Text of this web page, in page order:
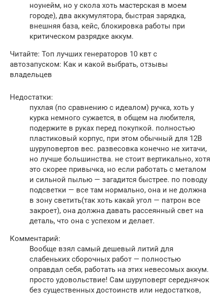
ноунейм, но у скола хоть мастерская в моем
городе), два аккумулятора, быстрая зарядка,
внешняя база, кейс, блокировка работы при
критическом разрядке аккум.
Читайте: Топ лучших генераторов 10 квт с
автозапуском: Как и какой выбрать, отзывы
владельцев
Недостатки:
пухлая (по сравнению с идеалом) ручка, хоть у
курка немного сужается, в общем на любителя,
подержите в руках перед покупкой. полностью
пластиковый корпус, при этом обычный для 12В
шуруповертов вес. развесовка конечно не хитачи,
но лучше большинства. не стоит вертикально, хотя
это скорее привычка, но если работать с металом
и сильной пылью — загадится быстрее. по поводу
подсветки — все там нормально, она и не должна
в зону светить(так хоть какай угол — патрон все
закроет), она должна давать рассеянный свет на
деталь, что она с успехом и делает.
Комментарий:
Вообще взял самый дешевый литий для
слабеньких сборочных работ — полностью
оправдал себя, работать на этих невесомых аккум.
просто удовольствие! Сам шуруповерт середнячок
без существенных достоинств или недостатков,